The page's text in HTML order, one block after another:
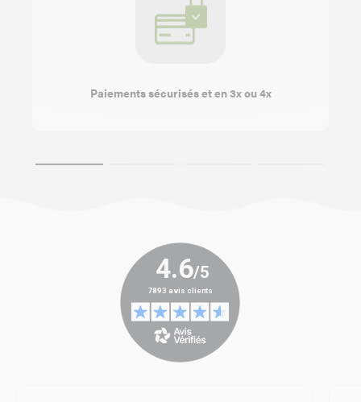
Paiements sécurisés et en 3x ou 4x